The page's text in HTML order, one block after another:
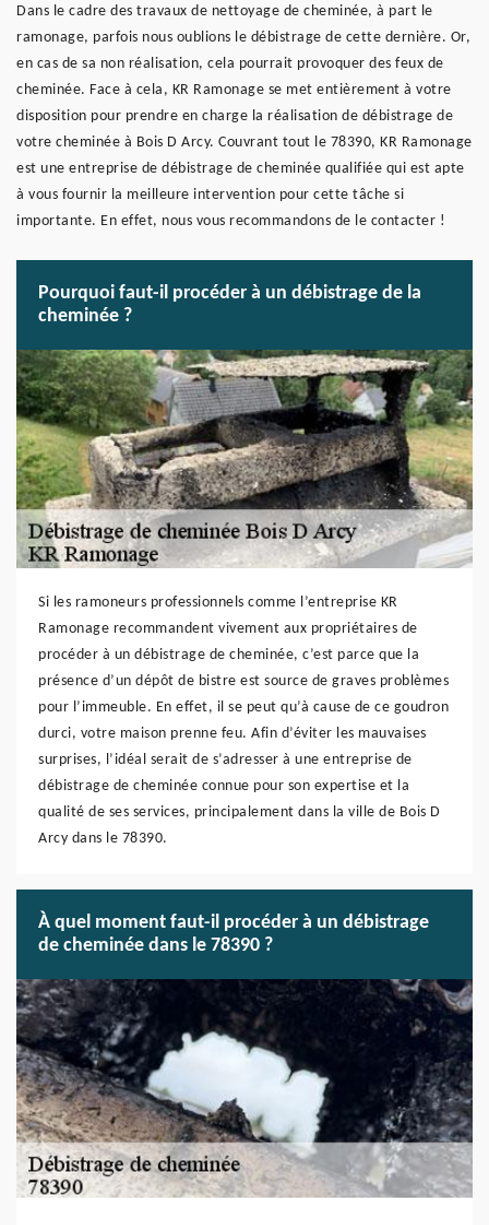
Dans le cadre des travaux de nettoyage de cheminée, à part le
ramonage, parfois nous oublions le débistrage de cette dernière. Or,
en cas de sa non réalisation, cela pourrait provoquer des feux de
cheminée. Face à cela, KR Ramonage se met entièrement à votre
disposition pour prendre en charge la réalisation de débistrage de
votre cheminée à Bois D Arcy. Couvrant tout le 78390, KR Ramonage
est une entreprise de débistrage de cheminée qualifiée qui est apte
à vous fournir la meilleure intervention pour cette tâche si
importante. En effet, nous vous recommandons de le contacter !
Pourquoi faut-il procéder à un débistrage de la
cheminée ?
Si les ramoneurs professionnels comme l’entreprise KR
Ramonage recommandent vivement aux propriétaires de
procéder à un débistrage de cheminée, c’est parce que la
présence d’un dépôt de bistre est source de graves problèmes
pour l’immeuble. En effet, il se peut qu’à cause de ce goudron
durci, votre maison prenne feu. Afin d’éviter les mauvaises
surprises, l’idéal serait de s’adresser à une entreprise de
débistrage de cheminée connue pour son expertise et la
qualité de ses services, principalement dans la ville de Bois D
Arcy dans le 78390.
À quel moment faut-il procéder à un débistrage
de cheminée dans le 78390 ?